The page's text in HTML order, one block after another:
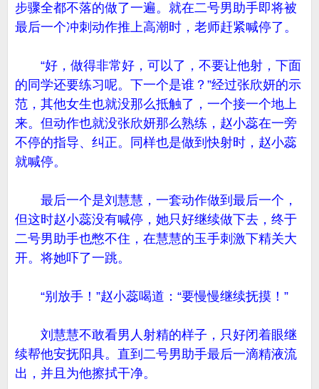
步骤全都不落的做了一遍。就在二号男助手即将被
最后一个冲刺动作推上高潮时，老师赶紧喊停了。
“好，做得非常好，可以了，不要让他射，下面
的同学还要练习呢。下一个是谁？”经过张欣妍的示
范，其他女生也就没那么抵触了，一个接一个地上
来。但动作也就没张欣妍那么熟练，赵小蕊在一旁
不停的指导、纠正。同样也是做到快射时，赵小蕊
就喊停。
最后一个是刘慧慧，一套动作做到最后一个，
但这时赵小蕊没有喊停，她只好继续做下去，终于
二号男助手也憋不住，在慧慧的玉手刺激下精关大
开。将她吓了一跳。
“别放手！”赵小蕊喝道：“要慢慢继续抚摸！”
刘慧慧不敢看男人射精的样子，只好闭着眼继
续帮他安抚阳具。直到二号男助手最后一滴精液流
出，并且为他擦拭干净。